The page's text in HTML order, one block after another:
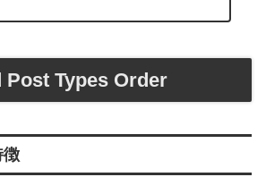
Post Types Order
徴